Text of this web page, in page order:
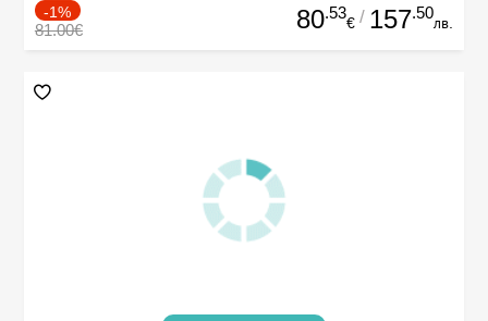
-1%
81.00€ 80.53
€ / 157.50
лв.